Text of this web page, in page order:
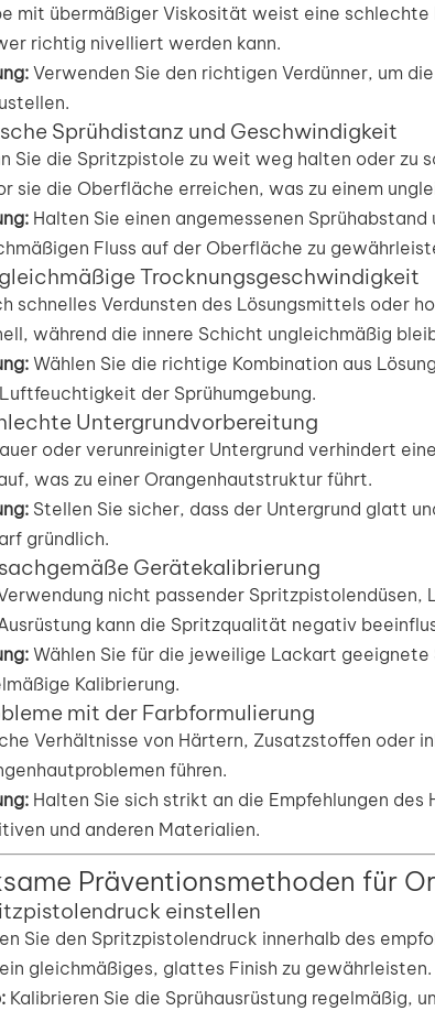
mit übermäßiger Viskosität weist eine
richtig nivelliert werden kann.
Verwenden Sie den richtigen Verdünner, um
Sprühdistanz und Geschwindigkeit
Sie die Spritzpistole zu weit weg halten oder
sie die Oberfläche erreichen, was zu einem
Halten Sie einen angemessenen
Fluss auf der Oberfläche zu
Trocknungsgeschwindigkeit
schnelles Verdunsten des Lösungsmittels oder
während die innere Schicht ungleichmäßig
Wählen Sie die richtige Kombination aus
der Sprühumgebung.
Untergrundvorbereitung
oder verunreinigter Untergrund verhindert
was zu einer Orangenhautstruktur führt.
Stellen Sie sicher, dass der Untergrund glatt
gründlich.
Gerätekalibrierung
nicht passender
kann die Spritzqualität negativ
Wählen Sie für die jeweilige Lackart geeignete
Kalibrierung.
mit der Farbformulierung
Verhältnisse von Härtern, Zusatzstoffen oder
führen.
Halten Sie sich strikt an die Empfehlungen des
und anderen Materialien.
Präventionsmethoden für
einstellen
Sie den Spritzpistolendruck innerhalb des
gleichmäßiges, glattes Finish zu gewährleisten.
Kalibrieren Sie die Sprühausrüstung regelmäßig,